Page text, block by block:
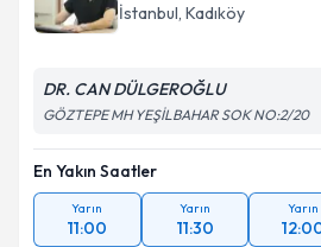
İstanbul, Kadıköy
DR. CAN DÜLGEROĞLU
GÖZTEPE MH YEŞİLBAHAR SOK NO:2/20
En Yakın Saatler
Yarın
11:00
Yarın
11:30
Yarın